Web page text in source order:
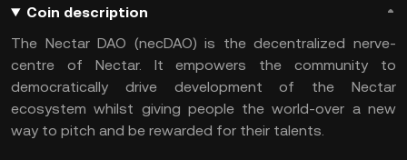
Coin description
The Nectar DAO (necDAO) is the decentralized nerve-
centre of Nectar. It empowers the community to
democratically drive development of the Nectar
ecosystem whilst giving people the world-over a new
way to pitch and be rewarded for their talents.